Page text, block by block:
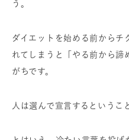
う。
ダイエットを始める前からチ
れてしまうと「やる前から諦
がちです。
人は選んで宣言するというこ